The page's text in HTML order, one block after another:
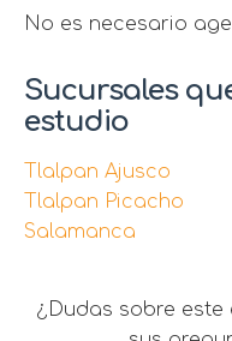
No es necesario
Sucursales
estudio
Tlalpan Ajusco
Tlalpan Picacho
Salamanca
¿Dudas sobre este